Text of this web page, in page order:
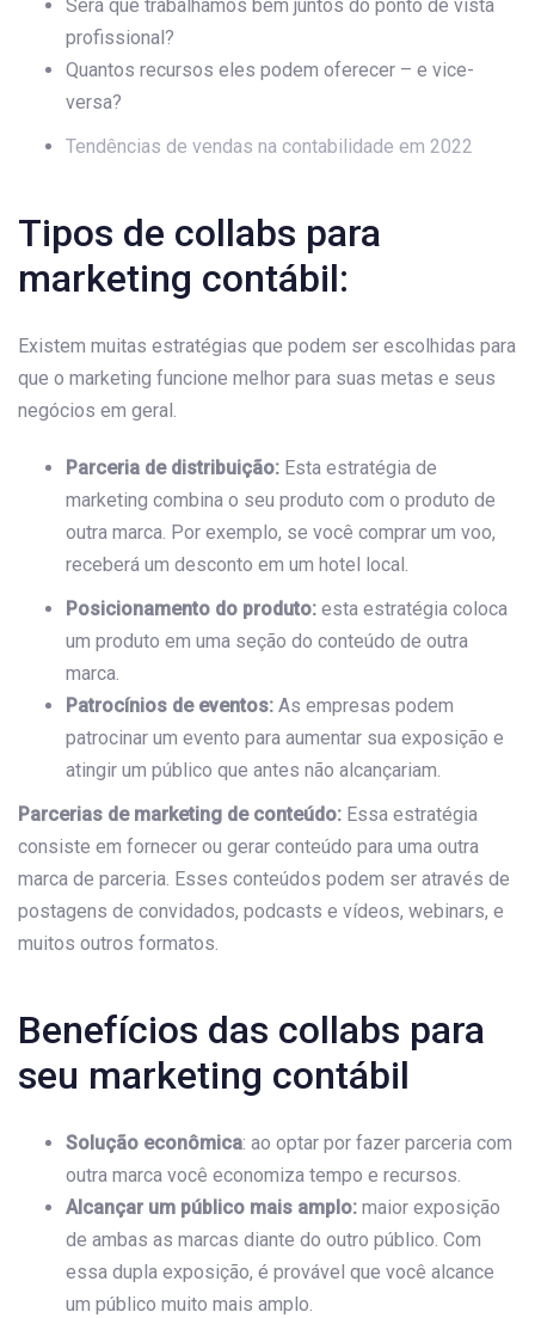
Será que trabalhamos bem juntos do ponto de vista
profissional?
Quantos recursos eles podem oferecer – e vice-
versa?
Tendências de vendas na contabilidade em 2022
Tipos de collabs para
marketing contábil:
Existem muitas estratégias que podem ser escolhidas para
que o marketing funcione melhor para suas metas e seus
negócios em geral.
Parceria de distribuição: Esta estratégia de
marketing combina o seu produto com o produto de
outra marca. Por exemplo, se você comprar um voo,
receberá um desconto em um hotel local.
Posicionamento do produto: esta estratégia coloca
um produto em uma seção do conteúdo de outra
marca.
Patrocínios de eventos: As empresas podem
patrocinar um evento para aumentar sua exposição e
atingir um público que antes não alcançariam.
Parcerias de marketing de conteúdo: Essa estratégia
consiste em fornecer ou gerar conteúdo para uma outra
marca de parceria. Esses conteúdos podem ser através de
postagens de convidados, podcasts e vídeos, webinars, e
muitos outros formatos.
Benefícios das collabs para
seu marketing contábil
Solução econômica: ao optar por fazer parceria com
outra marca você economiza tempo e recursos.
Alcançar um público mais amplo: maior exposição
de ambas as marcas diante do outro público. Com
essa dupla exposição, é provável que você alcance
um público muito mais amplo.